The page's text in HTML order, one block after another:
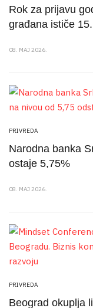
Rok za prijavu
građana ističe
08. MAJ 2026.
PRIVREDA
Narodna banka
ostaje 5,75%
08. MAJ 2026.
PRIVREDA
Beograd okuplja